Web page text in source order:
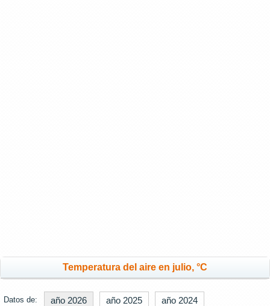
Temperatura del aire en julio, °C
Datos de: año 2026 año 2025 año 2024